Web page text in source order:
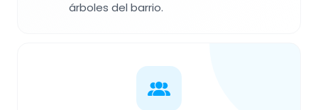
árboles del barrio.